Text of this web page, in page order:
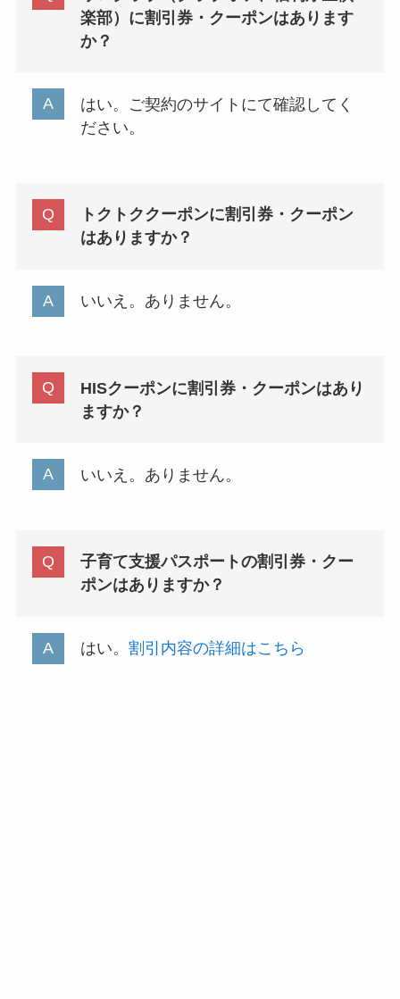
楽部）に割引券・クーポンはあります
か？
はい。ご契約のサイトにて確認してく
ださい。
トクトククーポンに割引券・クーポン
はありますか？
いいえ。ありません。
HISクーポンに割引券・クーポンはあり
ますか？
いいえ。ありません。
子育て支援パスポートの割引券・クー
ポンはありますか？
はい。 割引内容の詳細はこちら